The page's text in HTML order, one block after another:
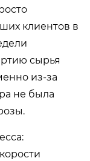
клиентов в
сырья
из-за
не была